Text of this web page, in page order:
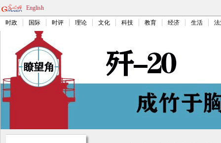
English
时政 国际 时评 理论 文化 科技 教育 经济 生活